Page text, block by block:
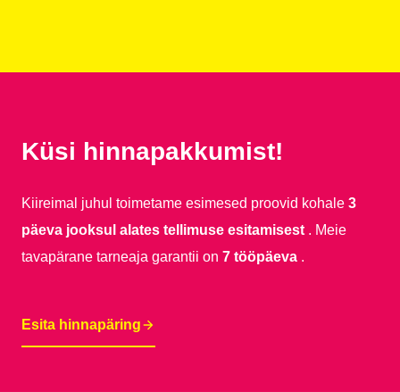
Küsi hinnapakkumist!
Kiireimal juhul toimetame esimesed proovid kohale 3
päeva jooksul alates tellimuse esitamisest . Meie
tavapärane tarneaja garantii on 7 tööpäeva .
Esita hinnapäring